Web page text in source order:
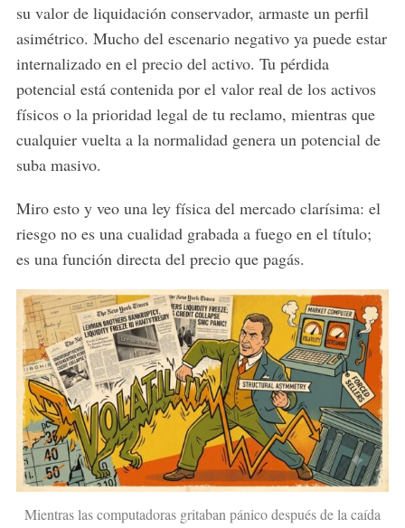
su valor de liquidación conservador, armaste un perfil
asimétrico. Mucho del escenario negativo ya puede estar
internalizado en el precio del activo. Tu pérdida
potencial está contenida por el valor real de los activos
físicos o la prioridad legal de tu reclamo, mientras que
cualquier vuelta a la normalidad genera un potencial de
suba masivo.
Miro esto y veo una ley física del mercado clarísima: el
riesgo no es una cualidad grabada a fuego en el título;
es una función directa del precio que pagás.
Mientras las computadoras gritaban pánico después de la caída